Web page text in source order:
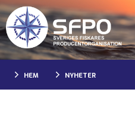
HEM NYHETER